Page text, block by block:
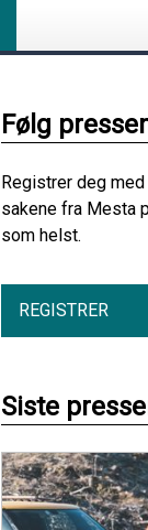
Følg
Registrer deg
sakene fra Mesta
som helst.
REGISTRER
Siste